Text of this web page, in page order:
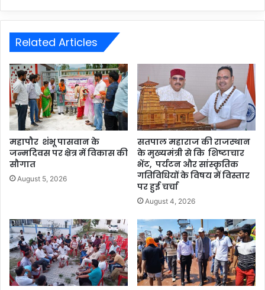
Related Articles
महापौर शंभू पासवान के
जन्मदिवस पर क्षेत्र में विकास की
सौगात
August 5, 2026
सतपाल महाराज की राजस्थान
के मुख्यमंत्री से कि शिष्टाचार
भेंट, पर्यटन और सांस्कृतिक
गतिविधियों के विषय में विस्तार
पर हुई चर्चा
August 4, 2026